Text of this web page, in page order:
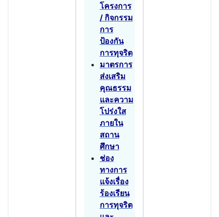
โครงการ
/ กิจกรรม
การ
ป้องกัน
การทุจริต
มาตรการ
ส่งเสริม
คุณธรรม
และความ
โปร่งใส
ภายใน
สถาน
ศึกษา
ช่อง
ทางการ
แจ้งเรื่อง
ร้องเรียน
การทุจริต